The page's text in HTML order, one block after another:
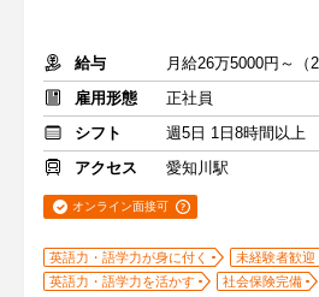
給与
雇用形態
正社員
シフト
週5日 1日8時間以上
アクセス
愛知川駅
オンライン面接可
英語力・語学力が身に付く 未経験者歓迎
英語力・語学力を活かす
社会保険完備